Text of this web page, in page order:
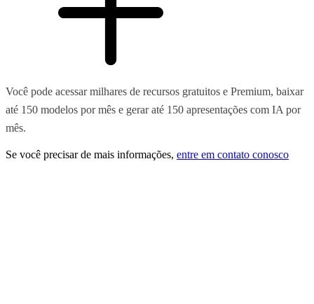
Você pode acessar milhares de recursos gratuitos e Premium, baixar
até 150 modelos por mês e gerar até 150 apresentações com IA por
mês.
Se você precisar de mais informações, entre em contato conosco